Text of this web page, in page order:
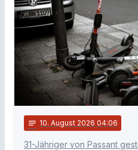
notes 10. August 2026 04:06
31-Jähriger von Passant